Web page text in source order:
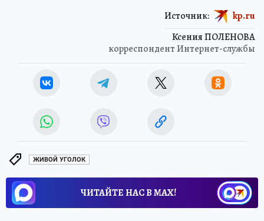
Ксения ПОЛЕНОВА
корреспондент Интернет-службы
Источник: kp.ru
ЖИВОЙ УГОЛОК
ЧИТАЙТЕ НАС В МАХ!